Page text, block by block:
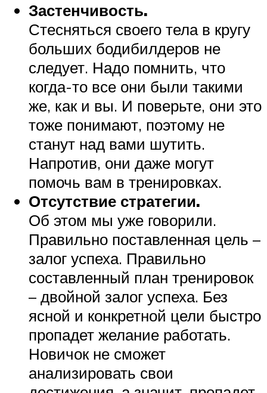
Застенчивость.
Стесняться своего тела в кругу
больших бодибилдеров не
следует. Надо помнить, что
когда-то все они были такими
же, как и вы. И поверьте, они это
тоже понимают, поэтому не
станут над вами шутить.
Напротив, они даже могут
помочь вам в тренировках.
Отсутствие стратегии.
Об этом мы уже говорили.
Правильно поставленная цель –
залог успеха. Правильно
составленный план тренировок
– двойной залог успеха. Без
ясной и конкретной цели быстро
пропадет желание работать.
Новичок не сможет
анализировать свои